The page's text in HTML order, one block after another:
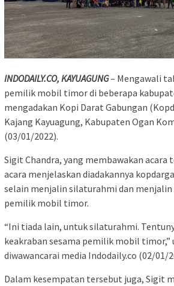
INDODAILY.CO, KAYUAGUNG– Mengawali
pemilik mobil timor di beberapa
mengadakan Kopi Darat Gabungan
Kajang Kayuagung, Kabupaten Ogan
(03/01/2022).
Sigit Chandra, yang membawakan acara
acara menjelaskan diadakannya
selain menjalin silaturahmi dan
pemilik mobil timor.
“Ini tiada lain, untuk silaturahmi.
keakraban sesama pemilik mobil timor,”
diwawancarai media Indodaily.co (02/01/
Dalam kesempatan tersebut juga, Sigit